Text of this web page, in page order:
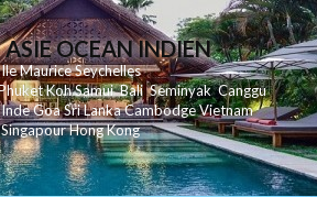
ASIE OCEAN INDIEN
Ile MauriceSeychelles
etKohSamui Bali SeminyakCanggu
IndeGoaSri LankaCambodgeVietnam
SingapourHong Kong